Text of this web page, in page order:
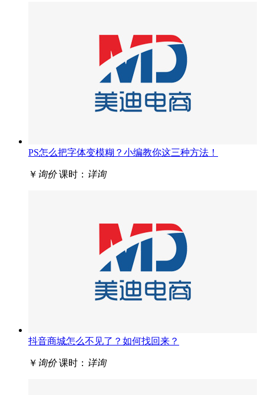
PS怎么把字体变模糊？小编教你这三种方法！
￥ 询价 课时： 详询
抖音商城怎么不见了？如何找回来？
￥ 询价 课时： 详询